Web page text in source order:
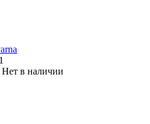
Нет в наличии